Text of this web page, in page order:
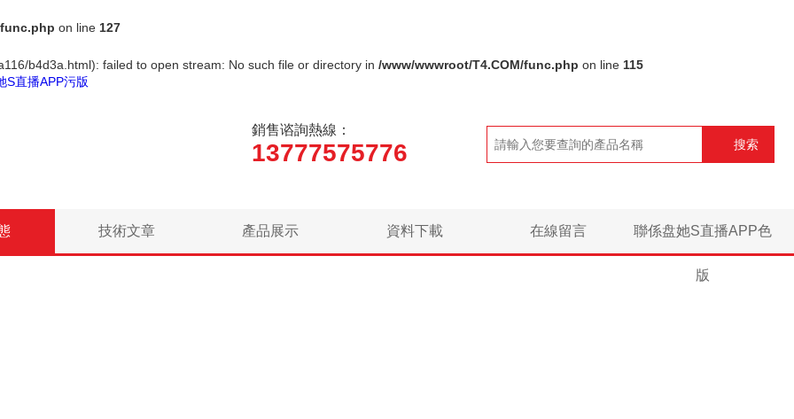
on line 127
b4d3a.html): failed to open stream: No such file or directory in /www/wwwroot/T4.COM/func.php on line 115
S直播APP污版
銷售谘詢熱線：
13777575776 搜索
技術文章 產品展示 資料下載 在線留言 聯係盘她S直播APP色
版